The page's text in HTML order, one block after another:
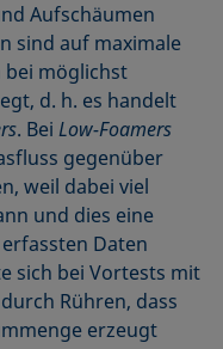
Aufschäumen
sind auf maximale
bei möglichst
d. h. es handelt
. BeiLow-Foamers
gegenüber
weil dabei viel
und dies eine
Daten
sich bei Vortests mit
Rühren, dass
erzeugt